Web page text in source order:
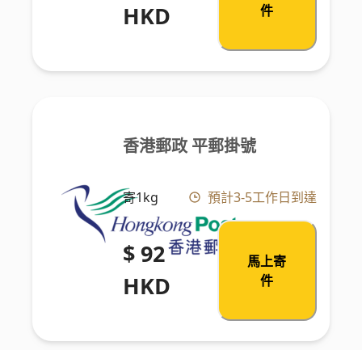
HKD
件
香港郵政 平郵掛號
寄1kg 預計3-5工作日到達
$ 92
HKD
馬上寄
件